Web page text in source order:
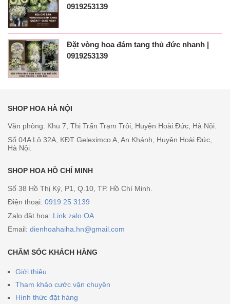
0919253139
Đặt vòng hoa đám tang thủ đức nhanh |
0919253139
SHOP HOA HÀ NỘI
Văn phòng: Khu 7, Thị Trấn Trạm Trôi, Huyện Hoài Đức, Hà Nội.
Số 04A Lô 32A, KĐT Geleximco A, An Khánh, Huyện Hoài Đức,
Hà Nội.
SHOP HOA HỒ CHÍ MINH
Số 38 Hồ Thị Kỷ, P1, Q.10, TP. Hồ Chí Minh.
Điện thoại: 0919 25 3139
Zalo đặt hoa: Link zalo OA
Email: dienhoahaiha.hn@gmail.com
CHĂM SÓC KHÁCH HÀNG
Giới thiệu
Tham khảo cước vận chuyên
Hình thức đặt hàng